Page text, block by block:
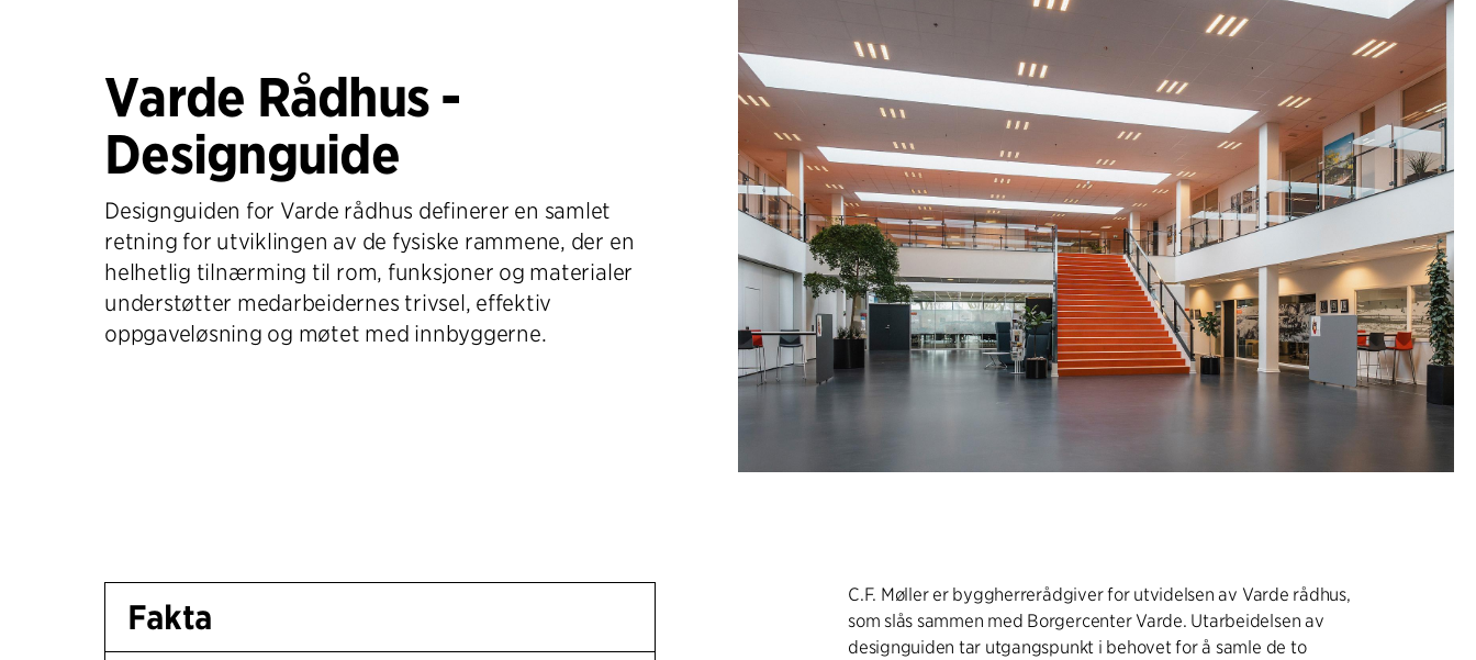
Varde Rådhus -
Designguide
Designguiden for Varde rådhus definerer en samlet
retning for utviklingen av de fysiske rammene, der en
helhetlig tilnærming til rom, funksjoner og materialer
understøtter medarbeidernes trivsel, effektiv
oppgaveløsning og møtet med innbyggerne.
Fakta
C.F. Møller er byggherrerådgiver for utvidelsen av Varde rådhus,
som slås sammen med Borgercenter Varde. Utarbeidelsen av
designguiden tar utgangspunkt i behovet for å samle de to